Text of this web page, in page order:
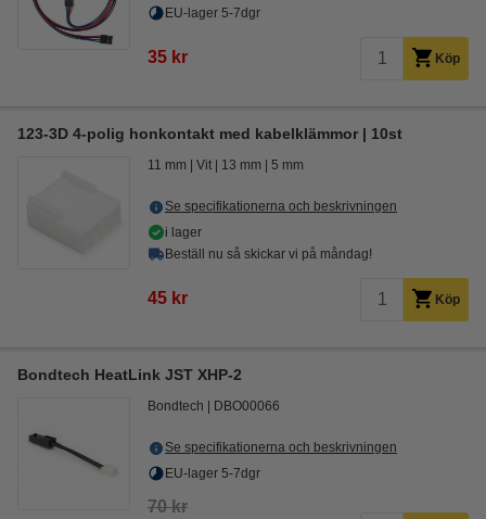
EU-lager 5-7dgr
35 kr Köp
123-3D 4-polig honkontakt med kabelklämmor | 10st
11 mm Vit 13 mm 5 mm
Se specifikationerna och beskrivningen
i lager
Beställ nu så skickar vi på måndag!
45 kr Köp
Bondtech HeatLink JST XHP-2
Bondtech DBO00066
Se specifikationerna och beskrivningen
EU-lager 5-7dgr
70 kr